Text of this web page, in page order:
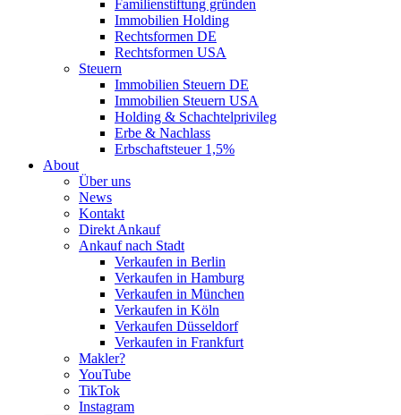
Familienstiftung gründen
Immobilien Holding
Rechtsformen DE
Rechtsformen USA
Steuern
Immobilien Steuern DE
Immobilien Steuern USA
Holding & Schachtelprivileg
Erbe & Nachlass
Erbschaftsteuer 1,5%
About
Über uns
News
Kontakt
Direkt Ankauf
Ankauf nach Stadt
Verkaufen in Berlin
Verkaufen in Hamburg
Verkaufen in München
Verkaufen in Köln
Verkaufen Düsseldorf
Verkaufen in Frankfurt
Makler?
YouTube
TikTok
Instagram